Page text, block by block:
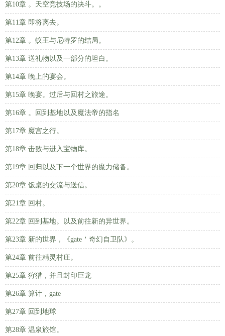
第10章 。天空竞技场的决斗。。
第11章 即将离去。
第12章 。蚁王与尼特罗的结局。
第13章 送礼物以及一部分的坦白。
第14章 晚上的宴会。
第15章 晚宴。过后与回村之旅途。
第16章 。回到基地以及魔法帝的指名
第17章 魔宫之行。
第18章 击败与进入宝物库。
第19章 回归以及下一个世界的魔力储备。
第20章 饭桌的交流与送信。
第21章 回村。
第22章 回到基地。以及前往新的异世界。
第23章 新的世界，《gate＇奇幻自卫队》。
第24章 前往精灵村庄。
第25章 狩猎，并且封印巨龙
第26章 算计，gate
第27章 回到地球
第28章 温泉旅馆。